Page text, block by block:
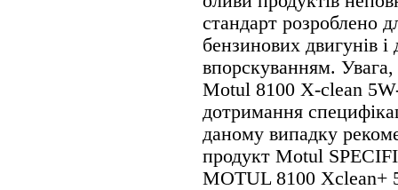
стандарт розроблено
бензинових двигунів і
впорскуванням.
Motul 8100 X-clean
дотримання
даному випадку
продукт Motul
MOTUL 8100 Xclean+